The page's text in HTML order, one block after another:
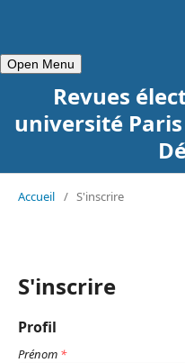
Open Menu
Revues
université
Accueil / S'inscrire
S'inscrire
Profil
Prénom *